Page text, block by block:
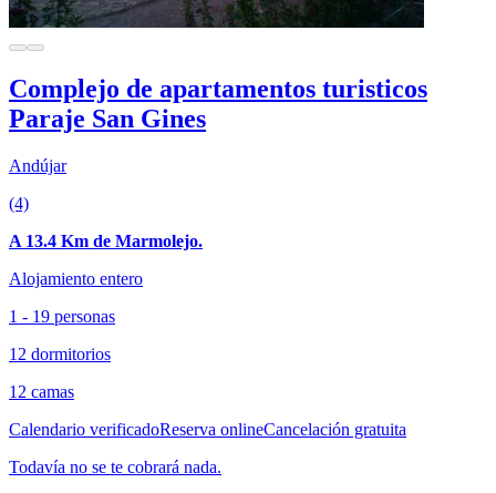
Complejo de apartamentos turisticos
Paraje San Gines
Andújar
(4)
A 13.4 Km de Marmolejo.
Alojamiento entero
1 - 19 personas
12 dormitorios
12 camas
Calendario verificadoReserva onlineCancelación gratuita
Todavía no se te cobrará nada.